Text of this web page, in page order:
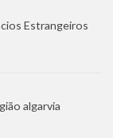
Estrangeiros
algarvia